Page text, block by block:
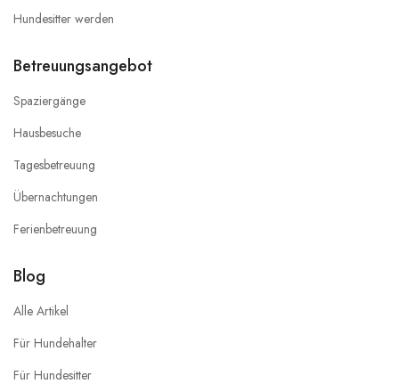
Hundesitter werden
Betreuungsangebot
Spaziergänge
Hausbesuche
Tagesbetreuung
Übernachtungen
Ferienbetreuung
Blog
Alle Artikel
Für Hundehalter
Für Hundesitter